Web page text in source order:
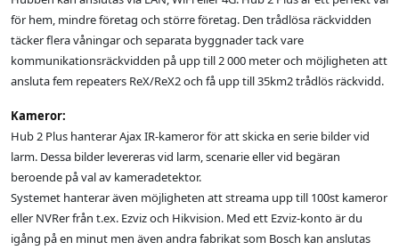
för hem, mindre företag och större företag. Den trådlösa räckvidden
täcker flera våningar och separata byggnader tack vare
kommunikationsräckvidden på upp till 2 000 meter och möjligheten att
ansluta fem repeaters ReX/ReX2 och få upp till 35km2 trådlös räckvidd.
Kameror:
Hub 2 Plus hanterar Ajax IR-kameror för att skicka en serie bilder vid
larm. Dessa bilder levereras vid larm, scenarie eller vid begäran
beroende på val av kameradetektor.
Systemet hanterar även möjligheten att streama upp till 100st kameror
eller NVRer från t.ex. Ezviz och Hikvision. Med ett Ezviz-konto är du
igång på en minut men även andra fabrikat som Bosch kan anslutas